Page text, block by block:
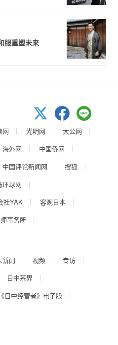
服重塑未来
网 光明网
大公网
海外网
中国侨网
中国评论新闻网
搜狐
环球网
社YAK
客观日本
事务所
新闻 视频
专访
日中茶界
《日中经营者》电子版